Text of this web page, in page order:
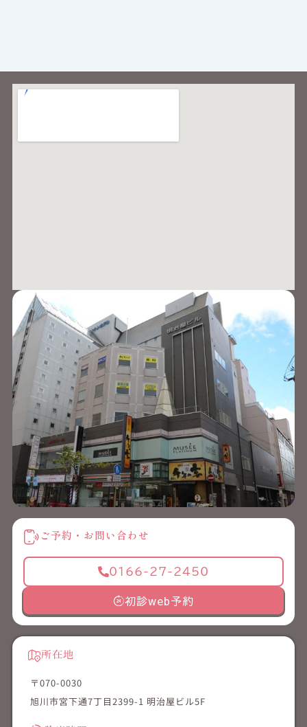
ご予約・お問い合わせ
0166-27-2450
初診web予約
所在地
〒070-0030
旭川市宮下通7丁目2399-1 明治屋ビル5F